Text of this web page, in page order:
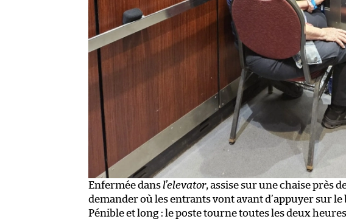
Enfermée dans l’elevator, assise sur une chaise près
demander où les entrants vont avant d’appuyer sur
Pénible et long : le poste tourne toutes les deux